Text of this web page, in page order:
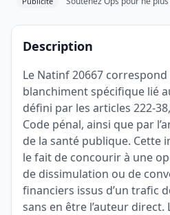
Description
Le Natinf 20667
blanchiment spécifique lié
défini par les articles 222-
Code pénal, ainsi que par
de la santé publique. Cette
le fait de concourir à une
de dissimulation ou de
financiers issus d’un trafic
sans en être l’auteur direct.